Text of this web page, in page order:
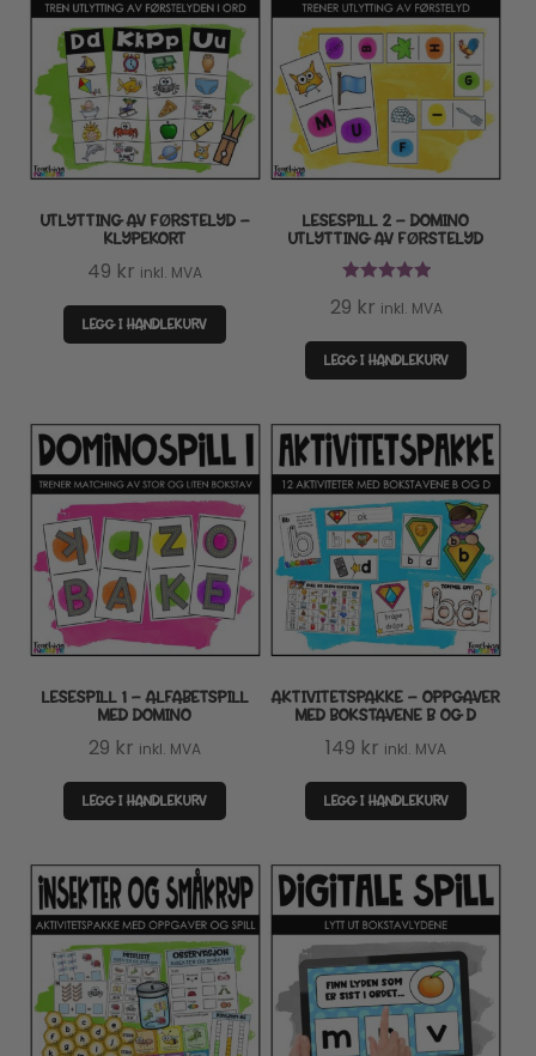
UTLYTTING AV FØRSTELYD –
KLYPEKORT
49 kr inkl. MVA
LEGG I HANDLEKURV
LESESPILL 2 – DOMINO
UTLYTTING AV FØRSTELYD
29 kr inkl. MVA
LEGG I HANDLEKURV
LESESPILL 1 – ALFABETSPILL
MED DOMINO
29 kr inkl. MVA
LEGG I HANDLEKURV
AKTIVITETSPAKKE – OPPGAVER
MED BOKSTAVENE B OG D
149 kr inkl. MVA
LEGG I HANDLEKURV